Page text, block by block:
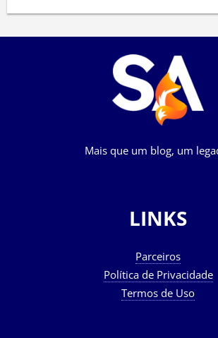
Mais que um blog, um
LINKS
Parceiros
Política de Privacidade
Termos de Uso